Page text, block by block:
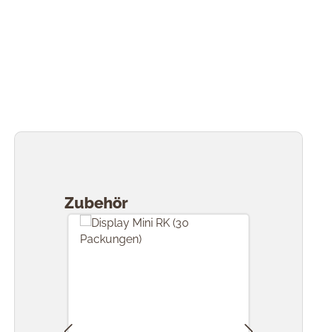
Zubehör